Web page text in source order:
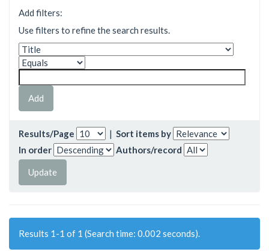
Add filters:
Use filters to refine the search results.
Results/Page | Sort items by
In order
Authors/record
Results 1-1 of 1 (Search time: 0.002 seconds).